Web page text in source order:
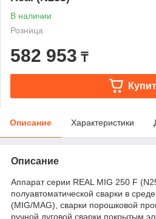
В наличии
Розница
582 953 ₸
Описание Характеристики
Описание
Аппарат серии REAL MIG 250 F
полуавтоматической сварки в
(MIG/MAG), сварки порошковой
ручной дуговой сварки покрытым